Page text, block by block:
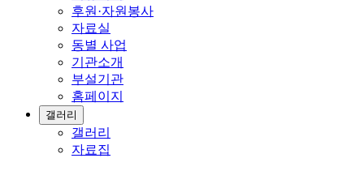
후원·자원봉사
자료실
동별 사업
기관소개
부설기관
홈페이지
갤러리
갤러리
자료집